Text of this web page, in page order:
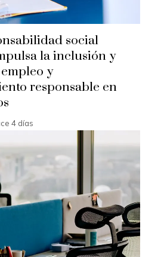
social
la inclusión y
y
responsable en
4 días